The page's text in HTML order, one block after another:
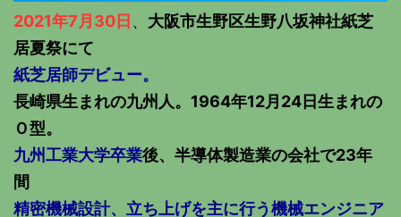
2021年7月30日 、 大阪市生野区生野八坂神社紙芝
居夏祭にて
紙芝居師デビュー。
長崎県生まれの九州人。1964年12月24日生まれの
Ｏ型。
九州工業大学卒業後、半導体製造業の会社で23年
間
精密機械設計、立ち上げを主に行う機械エンジニア